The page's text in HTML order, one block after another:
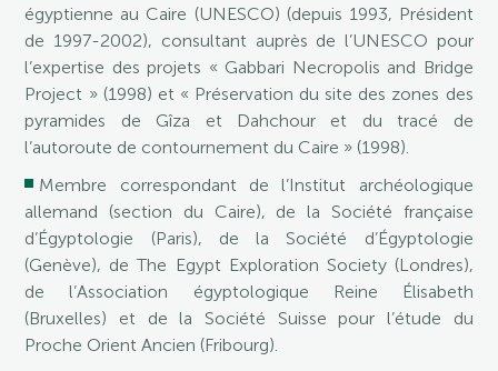
égyptienne au Caire (UNESCO) (depuis 1993, Président
de 1997-2002), consultant auprès de l’UNESCO pour
l’expertise des projets « Gabbari Necropolis and Bridge
Project » (1998) et « Préservation du site des zones des
pyramides de Gîza et Dahchour et du tracé de
l’autoroute de contournement du Caire » (1998).
Membre correspondant de l’Institut archéologique
allemand (section du Caire), de la Société française
d’Égyptologie (Paris), de la Société d’Égyptologie
(Genève), de The Egypt Exploration Society (Londres),
de l’Association égyptologique Reine Élisabeth
(Bruxelles) et de la Société Suisse pour l’étude du
Proche Orient Ancien (Fribourg).